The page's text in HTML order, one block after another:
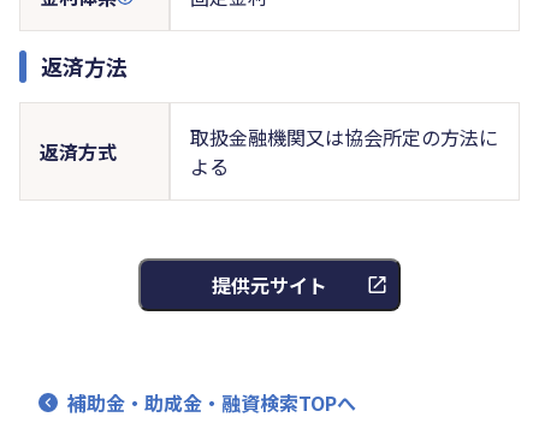
返済方法
返済方式
取扱金融機関又は協会所定の方法に
よる
提供元サイト
補助金・助成金・融資検索TOPへ